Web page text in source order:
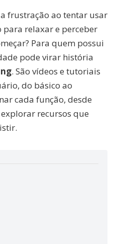
frustração ao tentar usar
relaxar e perceber
Para quem possui
pode virar história
. São vídeos e tutoriais
do básico ao
cada função, desde
recursos que